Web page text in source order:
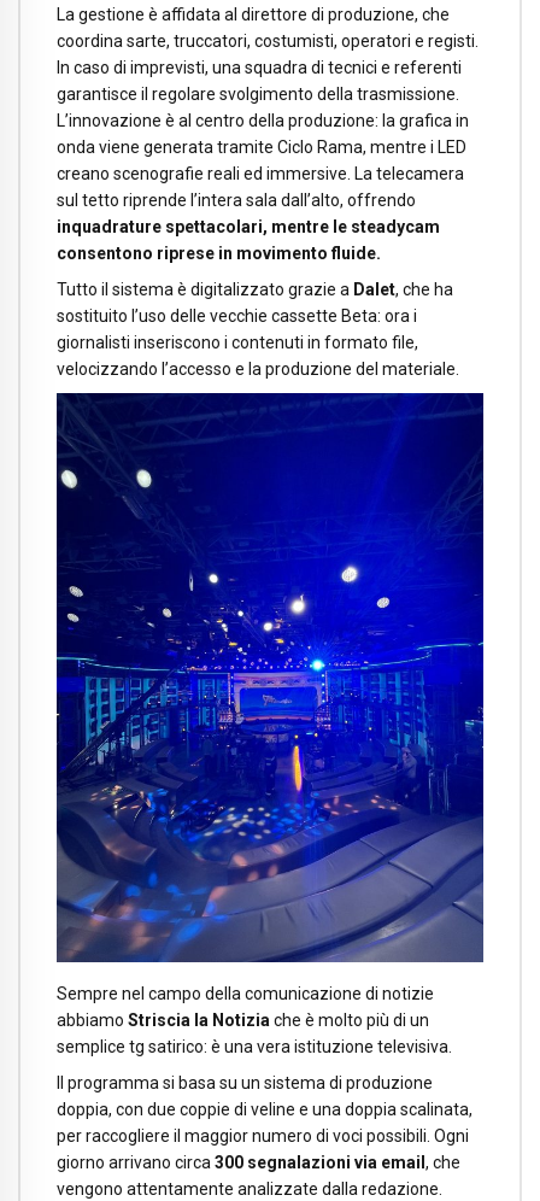
La gestione è affidata al direttore di produzione, che
coordina sarte, truccatori, costumisti, operatori e registi.
In caso di imprevisti, una squadra di tecnici e referenti
garantisce il regolare svolgimento della trasmissione.
L’innovazione è al centro della produzione: la grafica in
onda viene generata tramite Ciclo Rama, mentre i LED
creano scenografie reali ed immersive. La telecamera
sul tetto riprende l’intera sala dall’alto, offrendo
inquadrature spettacolari, mentre le steadycam
consentono riprese in movimento fluide.
Tutto il sistema è digitalizzato grazie a Dalet, che ha
sostituito l’uso delle vecchie cassette Beta: ora i
giornalisti inseriscono i contenuti in formato file,
velocizzando l’accesso e la produzione del materiale.
Sempre nel campo della comunicazione di notizie
abbiamo Striscia la Notizia che è molto più di un
semplice tg satirico: è una vera istituzione televisiva.
Il programma si basa su un sistema di produzione
doppia, con due coppie di veline e una doppia scalinata,
per raccogliere il maggior numero di voci possibili. Ogni
giorno arrivano circa300 segnalazioni via email , che
vengono attentamente analizzate dalla redazione.